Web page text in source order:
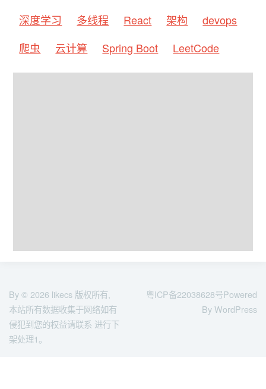
深度学习
多线程 React 架构
devops
爬虫
云计算 Spring Boot LeetCode
By © 2026 likecs 版权所有,
本站所有数据收集于网络如有
侵犯到您的权益请联系 进行下
架处理1。
粤ICP备22038628号Powered
By WordPress